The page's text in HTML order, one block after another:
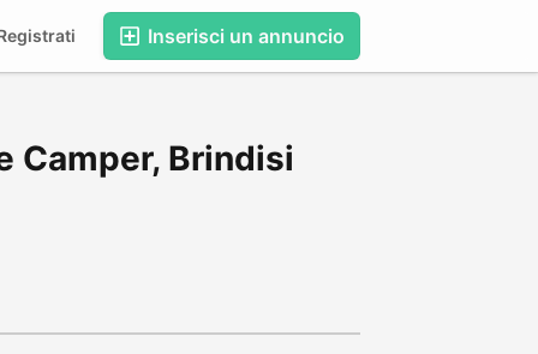
Inserisci un annuncio
Camper, Brindisi